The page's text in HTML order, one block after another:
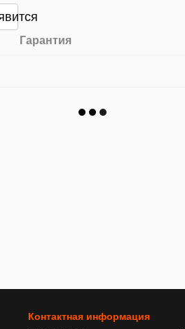
Гарантия
Контактная информация